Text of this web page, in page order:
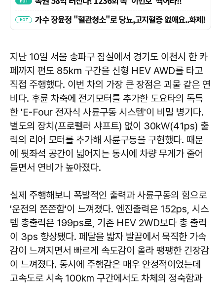
지난 10일 서울 송파구 잠실에서 경기도 이천시 한 카
페까지 편도 85㎞ 구간을 신형 HEV AWD를 타고
직접 주행했다. 이번 차의 가장 큰 장점은 괴물 같은 연
비다. 후륜 차축에 전기모터를 추가한 도요타의 독특
한 'E-Four 전자식 사륜구동 시스템'이 비밀 병기다.
별도의 장치(프로펠러 샤프트) 없이 30kW(41ps) 출
력의 리어 모터를 추가해 사륜구동을 구현했다. 때문
에 뒷좌석 공간이 넓어지는 동시에 차량 무게가 줄어
들면서 연비가 높아졌다.
실제 주행해보니 폭발적인 출력과 사륜구동의 힘으로
'운전의 쫀쫀함'이 느껴졌다. 엔진출력은 152ps, 시스
템 총출력은 199ps로, 기존 HEV 2WD보다 총 출력
이 3ps 향상됐다. 페달을 밟자 발끝에서 묵직한 가속
감이 느껴지면서 빠르게 속도감이 올라 팽팽한 긴장감
이 느껴졌다. 동시에 주행감은 매우 안정적이었는데
고속도로 시속 100km 구간에서도 차체의 정숙함과